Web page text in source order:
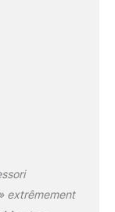
de
un
flexible
à
levier de
de 3
sont fixés
sans
extrêmement